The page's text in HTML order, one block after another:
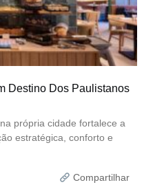
Destino Dos Paulistanos
própria cidade fortalece a
estratégica, conforto e
Compartilhar